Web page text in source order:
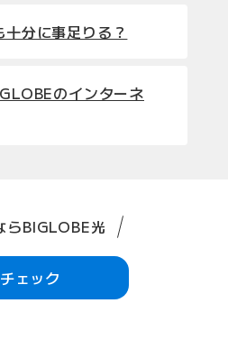
分に事足りる？
のインターネ
らBIGLOBE光
ェック